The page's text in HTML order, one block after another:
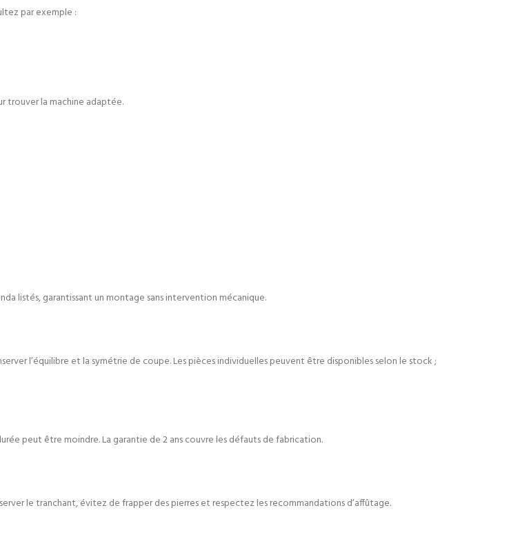
par exemple :
trouver la machine adaptée.
listés, garantissant un montage sans intervention mécanique.
l’équilibre et la symétrie de coupe. Les pièces individuelles peuvent être disponibles selon le stock ;
peut être moindre. La garantie de 2 ans couvre les défauts de fabrication.
le tranchant, évitez de frapper des pierres et respectez les recommandations d’affûtage.